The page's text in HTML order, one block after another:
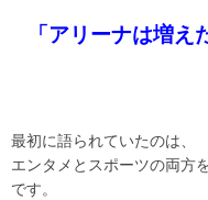
「アリーナは増
最初に語られていたのは、
エンタメとスポーツの両方
です。